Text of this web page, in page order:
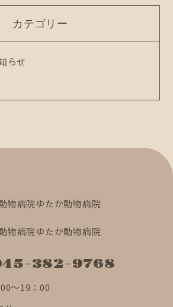
カテゴリー
らせ
382-9768
～19：00